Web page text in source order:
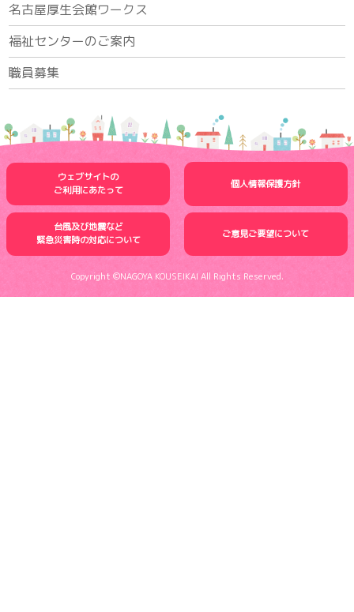
名古屋厚生会館ワークス
福祉センターのご案内
職員募集
ウェブサイトの
ご利用にあたって
個人情報保護方針
台風及び地震など
緊急災害時の対応について
ご意見ご要望について
Copyright ©NAGOYA KOUSEIKAI All Rights Reserved.